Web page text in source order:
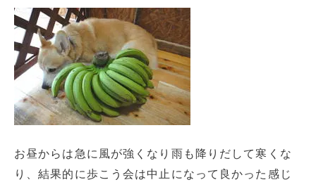
お昼からは急に風が強くなり雨も降りだして寒くな
り、結果的に歩こう会は中止になって良かった感じ